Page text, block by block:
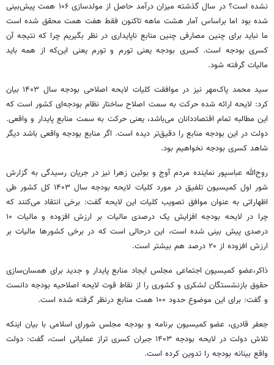
نشده است؟ در سال گذشته میزان درآمد حاصل از مولدسازی ۱۰۶ همت پیش‌بینی
شده بود اما براساس آمار هشت ماهه تاکنون فقط هفت همت محقق شده است
ما نباید برای چنین مصارفی چنین منابع ناپایداری در نظر بگیریم چرا که نتیجه آن
کسری بودجه است. کسری بودجه یعنی تورم و تورم یعنی این‌که از همه باید
مالیات گرفته شود.
سید محمد پاک‌مهر نیز در موافقت کلیات لایحه اصلاحی بودجه سال ۱۴۰۳ بیان
کرد: لایحه ارائه شده حرکت به سمت اصلاح ساختار نظام بودجه‌ای کشور است که
این مطالبه تمام اقتصاددانان می‌باشد، یعنی حرکت به سمت منابع پایدار و واقعی.
دولت در این بودجه منابع را دقیق‌تر دیده است. اگر منابع بودجه واقعی باشد دیگر
شاهد کسری بودجه نخواهیم بود.
روح‌الله عباسپور نماینده مردم آوج و بوئین زهرا نیز در جریان رسیدگی به گزارش
شور اول کمیسیون تلفیق در مورد کلیات لایحه بودجه سال ۱۴۰۳ کل کشور طی
اظهاراتی به عنوان موافق تصویب کلیات این لایحه گفت: برخی انتقاد می‌کنند که
چرا در لایحه بودجه افزایش یک درصدی مالیات بر ارزش افزوده و مالیات ۱۰
درصدی پیش بینی شده است، این درحالی است که در برخی کشورها مالیات بر
ارزش افزوده از ۲۰ درصد هم بیشتر است.
ذاکر،عضو کمیسیون اجتماعی مجلس ایجاد منابع پایدار و جدید برای همسان‌سازی
حقوق بازنشستگان لشکری و کشوری را از نقاط قوت لایحه اصلاحیه بودجه دانست
و گفت: برای این موضوع حدود ۱۰۰ همت منابع درنظر گرفته شده است.
جعفر قادری، عضو کمیسیون برنامه و بودجه مجلس شورای اسلامی با بیان اینکه
تلاش دولت در لایحه بودجه ۱۴۰۳ جبران کسری تراز عملیاتی است، گفت: دولت
واقع بینانه بودجه را تدوین کرده است.